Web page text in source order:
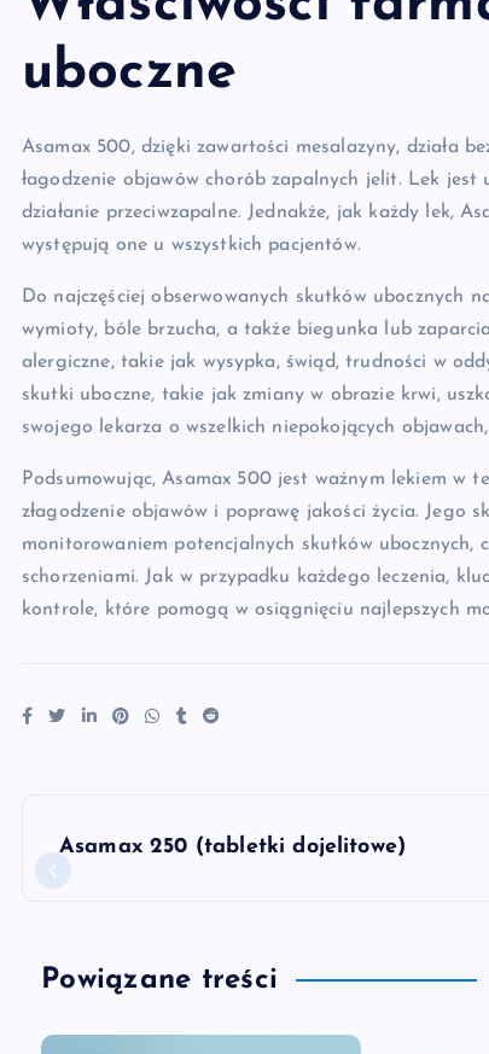
uboczne
Asamax 500, dzięki zawartości mesalazyny, działa
łagodzenie objawów chorób zapalnych jelit. Lek
działanie przeciwzapalne. Jednakże, jak każdy lek,
występują one u wszystkich pacjentów.
Do najczęściej obserwowanych skutków ubocznych
wymioty, bóle brzucha, a także biegunka lub
alergiczne, takie jak wysypka, świąd, trudności w
skutki uboczne, takie jak zmiany w obrazie krwi,
swojego lekarza o wszelkich niepokojących
Podsumowując, Asamax 500 jest ważnym lekiem w
złagodzenie objawów i poprawę jakości życia. Jego
monitorowaniem potencjalnych skutków ubocznych,
schorzeniami. Jak w przypadku każdego leczenia,
kontrole, które pomogą w osiągnięciu najlepszych
N
a
w
Asamax 250 (tabletki dojelitowe)
Powiązane treści